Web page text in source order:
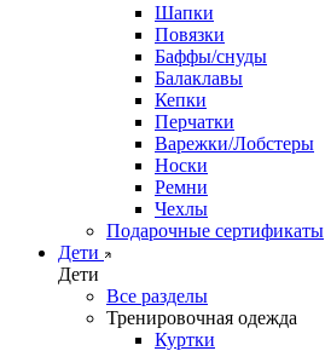
Шапки
Повязки
Баффы/снуды
Балаклавы
Кепки
Перчатки
Варежки/Лобстеры
Носки
Ремни
Чехлы
Подарочные сертификаты
Дети
Дети
Все разделы
Тренировочная одежда
Куртки